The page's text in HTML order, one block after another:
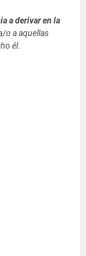
a derivar en la
o a aquellas
él.